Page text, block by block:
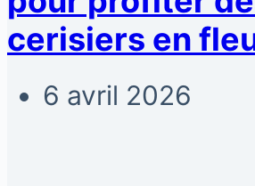
cerisiers en
6 avril 2026